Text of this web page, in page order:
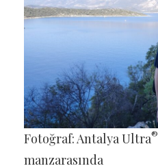
Fotoğraf: Antalya Ultra®
manzarasında